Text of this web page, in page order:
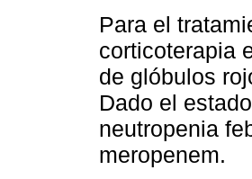
Para el
corticoterapia
de glóbulos
Dado el
neutropenia
meropenem.